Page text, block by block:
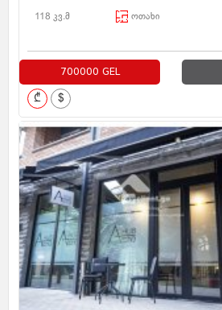
118 კვ.მ ოთახი
700000 GEL
₾ $